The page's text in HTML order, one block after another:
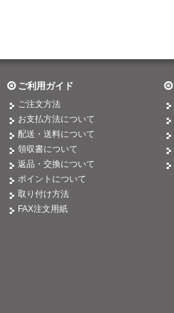
ご利用ガイド
ご注文方法
お支払方法について
配送・送料について
領収書について
返品・交換について
ポイントについて
取り付け方法
FAX注文用紙